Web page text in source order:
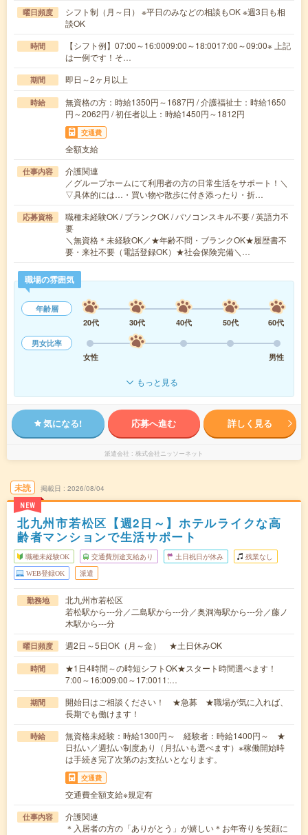
曜日頻度
シフト制（月～日） ※平日のみなどの相談もOK ※週3日も相
談OK
時間
【シフト例】07:00～16:0009:00～18:0017:00～09:00※ 上記
は一例です！そ…
期間 即日～2ヶ月以上
時給
無資格の方：時給1350円～1687円 / 介護福祉士：時給1650
円～2062円 / 初任者以上：時給1450円～1812円
交通費
全額支給
仕事内容
介護関連
／グループホームにて利用者の方の日常生活をサポート！＼
▽具体的には…・買い物や散歩に付き添ったり・折…
応募資格
職種未経験OK / ブランクOK / パソコンスキル不要 / 英語力不
要
＼無資格＊未経験OK／★年齢不問・ブランクOK★履歴書不
要・来社不要（電話登録OK）★社会保険完備＼…
職場の雰囲気
年齢層
20代
30代 40代 50代
60代
男女比率
女性
男性
もっと見る
気になる! 応募へ進む 詳しく見る
派遣会社 株式会社ニッソーネット
未読
NEW
掲載日 2026/08/04
北九州市若松区【週2日～】ホテルライクな高
齢者マンションで生活サポート
職種未経験OK 交通費別途支給あり 土日祝日が休み 残業なし
WEB登録OK 派遣
勤務地
北九州市若松区
若松駅から---分／二島駅から---分／奥洞海駅から---分／藤ノ
木駅から---分
曜日頻度 週2日～5日OK（月～金） ★土日休みOK
時間
★1日4時間～の時短シフトOK★スタート時間選べます！
7:00～16:009:00～17:0011:…
期間
開始日はご相談ください！ ★急募 ★職場が気に入れば、
長期でも働けます！
時給
無資格未経験：時給1300円～ 経験者：時給1400円～ ★
日払い／週払い制度あり（月払いも選べます）※稼働開始時
は手続き完了次第のお支払いとなります。
交通費
交通費全額支給※規定有
仕事内容
介護関連
＊入居者の方の「ありがとう」が嬉しい＊お年寄りを笑顔に